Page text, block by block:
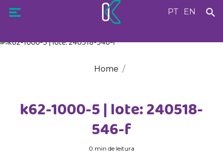
PT EN
Home
k62-1000-5 | lote: 240518-
546-f
0 min de leitura